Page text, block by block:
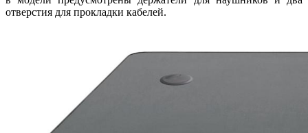
отверстия для прокладки кабелей.